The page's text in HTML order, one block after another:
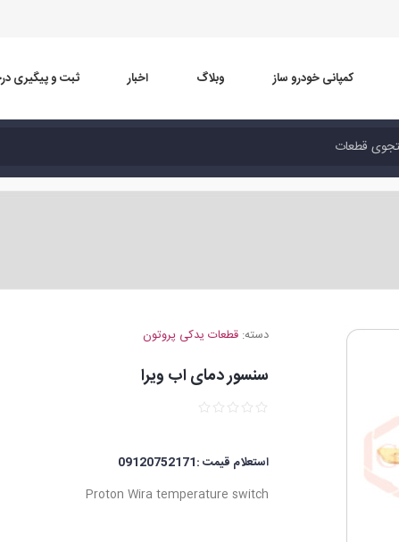
کمپانی خودرو ساز وبلاگ اخبار ثبت و پیگیری
دسته: قطعات یدکی پروتون
سنسور دمای اب ویرا
استعلام قیمت :09120752171
Proton Wira temperature switch